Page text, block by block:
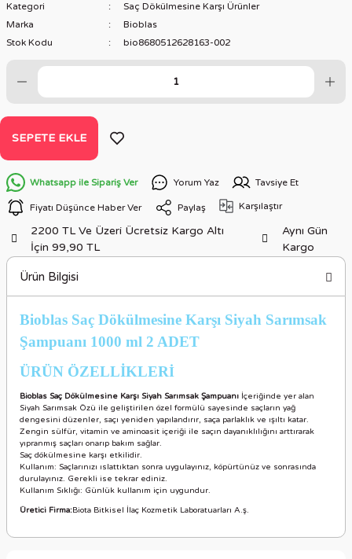
Kategori
Saç Dökülmesine Karşı Ürünler
Marka
Bioblas
Stok Kodu
bio8680512628163-002
SEPETE EKLE
Whatsapp ile Sipariş Ver Yorum Yaz Tavsiye Et
Fiyatı Düşünce Haber Ver Paylaş Karşılaştır
2200 TL Ve Üzeri Ücretsiz Kargo Altı
İçin 99,90 TL
Aynı Gün
Kargo
Ürün Bilgisi
Bioblas Saç Dökülmesine Karşı Siyah Sarımsak
Şampuanı 1000 ml 2 ADET
ÜRÜN ÖZELLİKLERİ
Bioblas Saç Dökülmesine Karşı Siyah Sarımsak Şampuanı İçeriğinde yer alan
Siyah Sarımsak Özü ile geliştirilen özel formülü sayesinde saçların yağ
dengesini düzenler, saçı yeniden yapılandırır, saça parlaklık ve ışıltı katar.
Zengin sülfür, vitamin ve aminoasit içeriği ile saçın dayanıklılığını arttırarak
yıpranmış saçları onarıp bakım sağlar.
Saç dökülmesine karşı etkilidir.
Kullanım: Saçlarınızı ıslattıktan sonra uygulayınız, köpürtünüz ve sonrasında
durulayınız. Gerekli ise tekrar ediniz.
Kullanım Sıklığı: Günlük kullanım için uygundur.
Üretici Firma:Biota Bitkisel İlaç Kozmetik Laboratuarları A.ş.